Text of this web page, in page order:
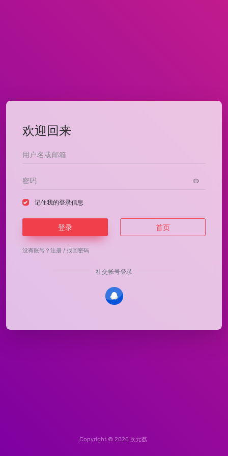
欢迎回来
记住我的登录信息
登录 首页
没有账号？ 注册 / 找回密码
社交帐号登录
Copyright © 2026 次元荔